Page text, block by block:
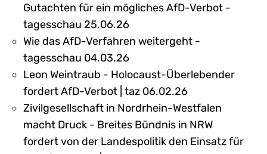
Gutachten für ein mögliches AfD-Verbot -
tagesschau 25.06.26
Wie das AfD-Verfahren weitergeht -
tagesschau 04.03.26
Leon Weintraub - Holocaust-Überlebender
fordert AfD-Verbot | taz 06.02.26
Zivilgesellschaft in Nordrhein-Westfalen
macht Druck - Breites Bündnis in NRW
fordert von der Landespolitik den Einsatz für